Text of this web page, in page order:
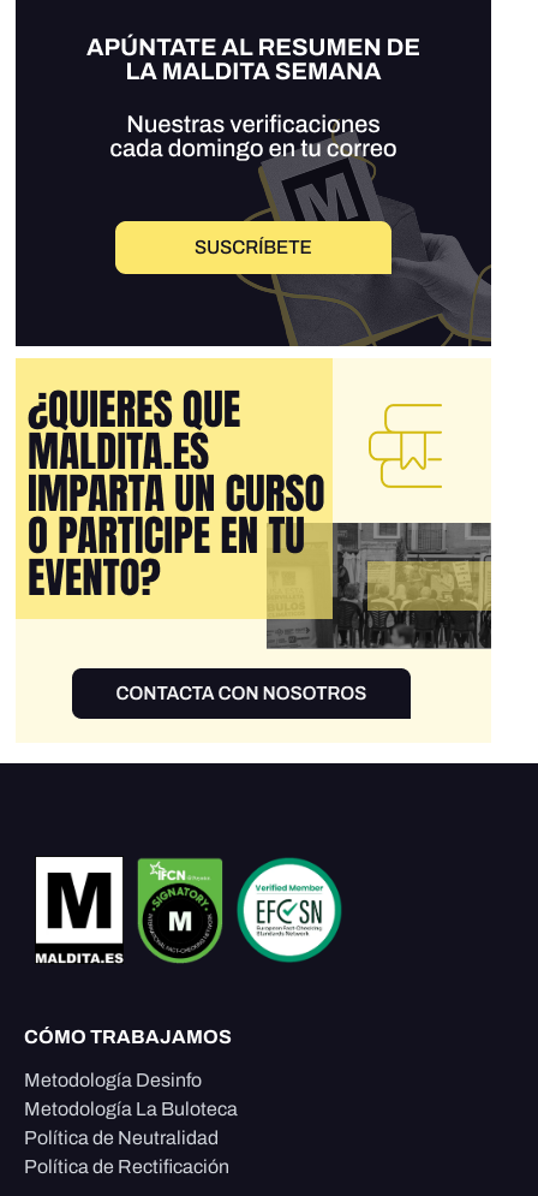
CÓMO TRABAJAMOS
Metodología Desinfo
Metodología La Buloteca
Política de Neutralidad
Política de Rectificación